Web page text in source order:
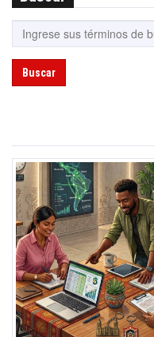
Buscar